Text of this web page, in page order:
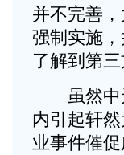
并不完善
强制实施
了解到第三
虽然中天
内引起轩
业事件催